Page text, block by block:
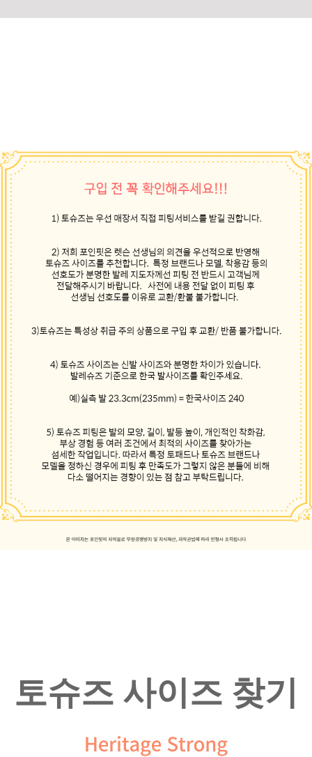
토슈즈 사이즈 찾기